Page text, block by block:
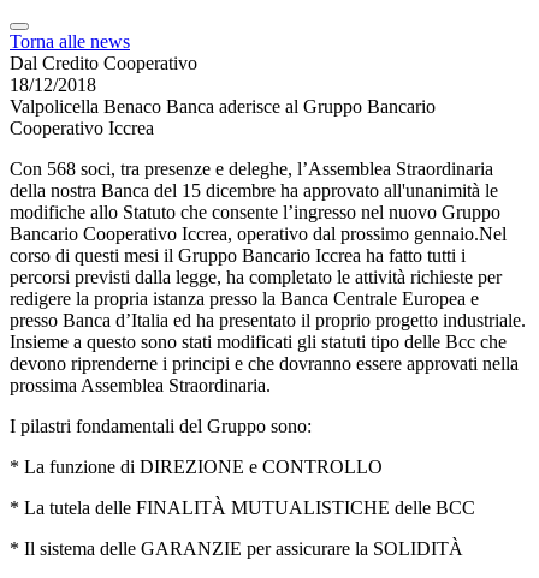
Torna alle news
Dal Credito Cooperativo
18/12/2018
Valpolicella Benaco Banca aderisce al Gruppo Bancario
Cooperativo Iccrea
Con 568 soci, tra presenze e deleghe, l’Assemblea Straordinaria
della nostra Banca del 15 dicembre ha approvato all'unanimità le
modifiche allo Statuto che consente l’ingresso nel nuovo Gruppo
Bancario Cooperativo Iccrea, operativo dal prossimo gennaio.Nel
corso di questi mesi il Gruppo Bancario Iccrea ha fatto tutti i
percorsi previsti dalla legge, ha completato le attività richieste per
redigere la propria istanza presso la Banca Centrale Europea e
presso Banca d’Italia ed ha presentato il proprio progetto industriale.
Insieme a questo sono stati modificati gli statuti tipo delle Bcc che
devono riprenderne i principi e che dovranno essere approvati nella
prossima Assemblea Straordinaria.
I pilastri fondamentali del Gruppo sono:
* La funzione di DIREZIONE e CONTROLLO
* La tutela delle FINALITÀ MUTUALISTICHE delle BCC
* Il sistema delle GARANZIE per assicurare la SOLIDITÀ